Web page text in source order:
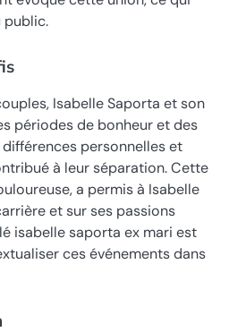
public.
Isabelle Saporta et son
périodes de bonheur et des
personnelles et
à leur séparation. Cette
a permis à Isabelle
et sur ses passions
isabelle saporta ex mari est
ces événements dans